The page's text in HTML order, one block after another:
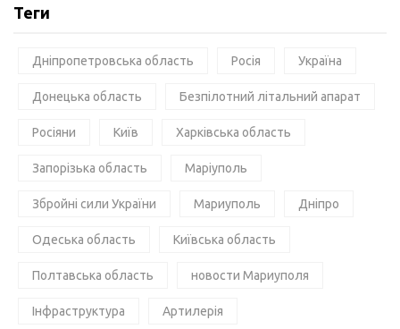
Теги
Дніпропетровська область Росія Україна
Донецька область Безпілотний літальний апарат
Росіяни Київ Харківська область
Запорізька область Маріуполь
Збройні сили України Мариуполь Дніпро
Одеська область Київська область
Полтавська область новости Мариуполя
Інфраструктура Артилерія